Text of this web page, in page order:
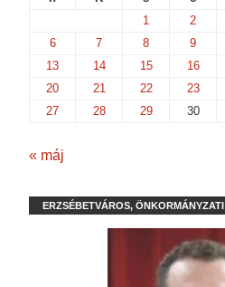
1
2
6
7 8 9
13
14 15 16
20
21 22 23
27
28 29 30
« máj
ERZSÉBETVÁROS,